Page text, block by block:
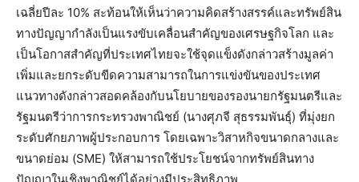
เฉลี่ยปีละ 10% สะท้อนให้เห็นว่าความคิดสร้างสรรค์และทรัพย์สิน
ทางปัญญากำลังเป็นแรงขับเคลื่อนสำคัญของเศรษฐกิจโลก และ
เป็นโอกาสสำคัญที่ประเทศไทยจะใช้จุดแข็งดังกล่าวสร้างมูลค่า
เพิ่มและยกระดับขีดความสามารถในการแข่งขันของประเทศ
แนวทางดังกล่าวสอดคล้องกับนโยบายของรองนายกรัฐมนตรีและ
รัฐมนตรีว่าการกระทรวงพาณิชย์ (นางศุภจี สุธรรมพันธุ์) ที่มุ่งยก
ระดับศักยภาพผู้ประกอบการ โดยเฉพาะวิสาหกิจขนาดกลางและ
ขนาดย่อม (SME) ให้สามารถใช้ประโยชน์จากทรัพย์สินทาง
ปัญญาในเชิงพาณิชย์ได้อย่างมีประสิทธิภาพ